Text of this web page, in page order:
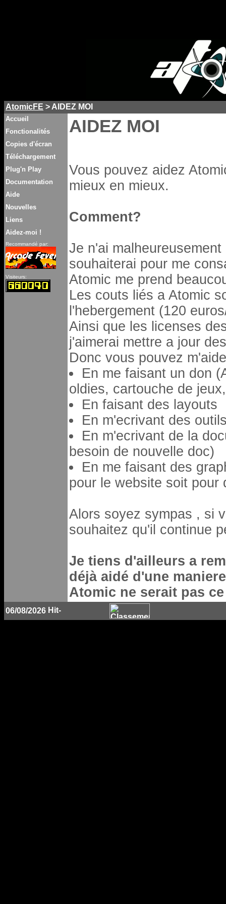
AtomicFE > AIDEZ MOI
Accueil
Fonctionalités
Copies d'écran
Téléchargement
Plug'n Play
Documentation
Aide
Nouvelles
Liens
Aidez-moi !
Recommandé par:
Visiteurs:
AIDEZ MOI
Vous pouvez aidez
mieux en mieux.
Comment?
Je n'ai
souhaiterai pour me
Atomic me prend
Les couts liés a Atomic
l'hebergement (120
Ainsi que les licenses
j'aimerai mettre a jour
Donc vous pouvez
En me faisant un don
oldies, cartouche de
En faisant des layouts
En m'ecrivant des
En m'ecrivant de la
besoin de nouvelle doc)
En me faisant des
pour le website soit pour
Alors soyez sympas , si
souhaitez qu'il continue
Je tiens d'ailleurs a
déjà aidé d'une
Atomic ne serait pas
06/08/2026